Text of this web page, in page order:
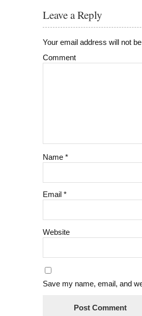
Leave a Reply
Your email address will not
Comment
Name*
Email*
Website
Save my name, email, and